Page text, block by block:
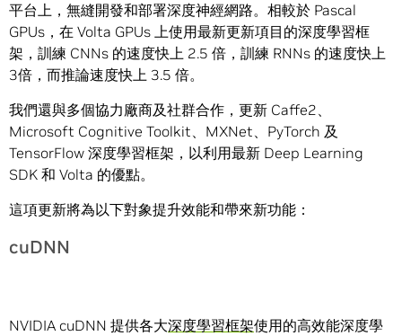
平台上，無縫開發和部署深度神經網路。相較於 Pascal
GPUs，在 Volta GPUs 上使用最新更新項目的深度學習框
架，訓練 CNNs 的速度快上 2.5 倍，訓練 RNNs 的速度快上
3倍，而推論速度快上 3.5 倍。
我們還與多個協力廠商及社群合作，更新 Caffe2、
Microsoft Cognitive Toolkit、MXNet、PyTorch 及
TensorFlow 深度學習框架，以利用最新 Deep Learning
SDK 和 Volta 的優點。
這項更新將為以下對象提升效能和帶來新功能：
cuDNN
NVIDIA cuDNN 提供各大深度學習框架使用的高效能深度學